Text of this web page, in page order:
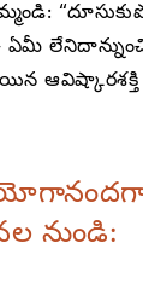
నుండి: